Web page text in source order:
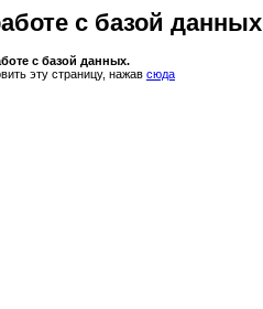
с базой данных
с базой данных.
эту страницу, нажав сюда